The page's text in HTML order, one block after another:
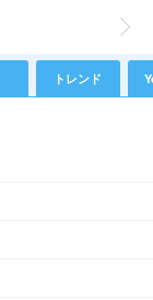
トレンド